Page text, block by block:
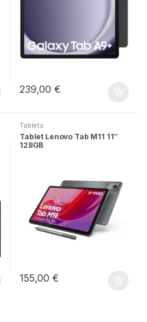
239,00€
Tablets
Tablet Lenovo Tab M11 11″
128GB
155,00€